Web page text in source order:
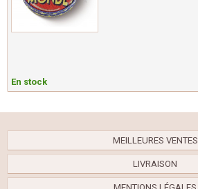
En stock
MEILLEURES VENTES
LIVRAISON